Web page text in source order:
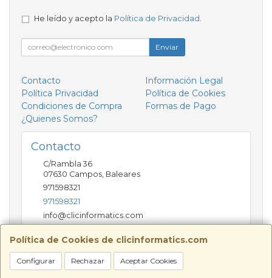
Política de Cookies de clicinformatics.com
Configurar Rechazar Aceptar Cookies
He leído y acepto la Política de Privacidad
Enviar
Contacto
Información Legal
Política Privacidad
Política de Cookies
Condiciones de Compra
Formas de Pago
¿Quienes Somos?
Contacto
C/Rambla 36
07630 Campos Baleares
971598321
971598321
info@clicinformatics.com
Horario
De lunes a viernes 9:00-13:30/16:00-19:30 Sábados